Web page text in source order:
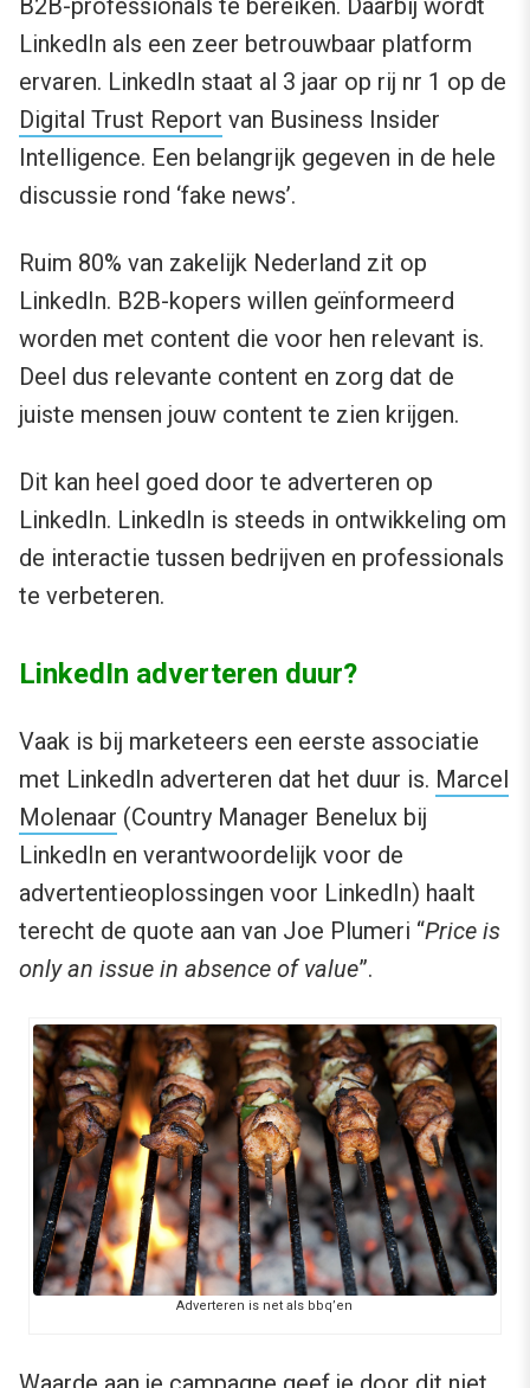
LinkedIn als een zeer betrouwbaar platform
ervaren. LinkedIn staat al 3 jaar op rij nr 1 op de
Digital Trust Report van Business Insider
Intelligence. Een belangrijk gegeven in de hele
discussie rond ‘fake news’.
Ruim 80% van zakelijk Nederland zit op
LinkedIn. B2B-kopers willen geïnformeerd
worden met content die voor hen relevant is.
Deel dus relevante content en zorg dat de
juiste mensen jouw content te zien krijgen.
Dit kan heel goed door te adverteren op
LinkedIn. LinkedIn is steeds in ontwikkeling om
de interactie tussen bedrijven en professionals
te verbeteren.
LinkedIn adverteren duur?
Vaak is bij marketeers een eerste associatie
met LinkedIn adverteren dat het duur is. Marcel
Molenaar (Country Manager Benelux bij
LinkedIn en verantwoordelijk voor de
advertentieoplossingen voor LinkedIn) haalt
terecht de quote aan van Joe Plumeri “Price is
only an issue in absence of value”.
Adverteren is net als bbq’en